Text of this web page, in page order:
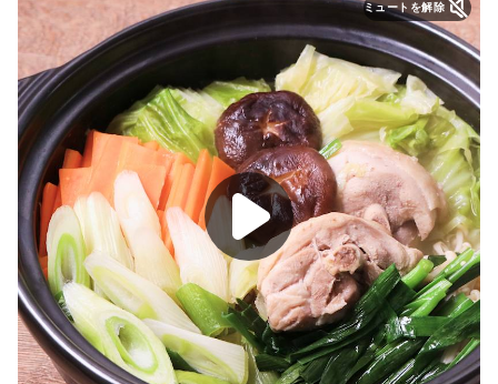
ミュートを解除